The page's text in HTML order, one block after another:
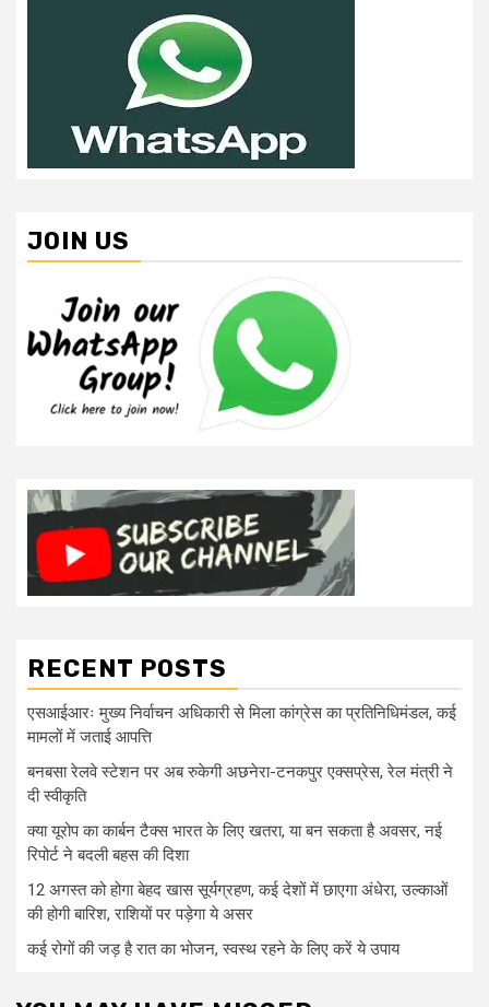
JOIN US
RECENT POSTS
एसआईआरः मुख्य निर्वाचन अधिकारी से मिला कांग्रेस का प्रतिनिधिमंडल, कई
मामलों में जताई आपत्ति
बनबसा रेलवे स्टेशन पर अब रुकेगी अछनेरा-टनकपुर एक्सप्रेस, रेल मंत्री ने
दी स्वीकृति
क्या यूरोप का कार्बन टैक्स भारत के लिए खतरा, या बन सकता है अवसर, नई
रिपोर्ट ने बदली बहस की दिशा
12 अगस्त को होगा बेहद खास सूर्यग्रहण, कई देशों में छाएगा अंधेरा, उल्काओं
की होगी बारिश, राशियों पर पड़ेगा ये असर
कई रोगों की जड़ है रात का भोजन, स्वस्थ रहने के लिए करें ये उपाय